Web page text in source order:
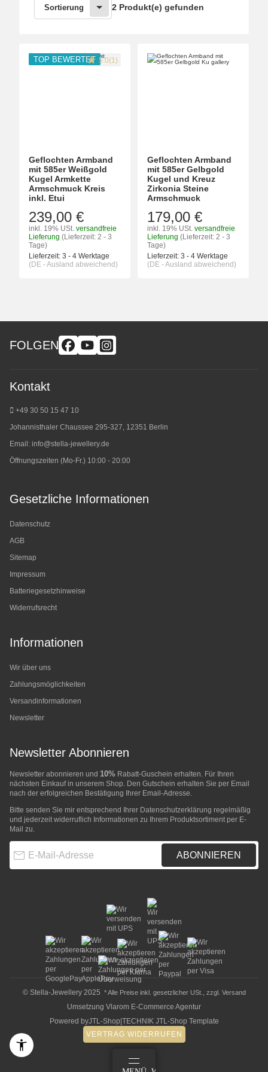
Sortierung 2 Produkt(e) gefunden
TOP BEWERTET 5.0(1)
Geflochten Armband
mit 585er Weißgold
Kugel Armkette
Armschmuck Kreis
inkl. Etui
239,00 €
inkl. 19% USt. versandfreie
Lieferung (Lieferzeit: 2 - 3
Tage)
Lieferzeit: 3 - 4 Werktage
(DE - Ausland abweichend)
Geflochten Armband
mit 585er Gelbgold
Kugel und Kreuz
Zirkonia Steine
Armschmuck
179,00 €
inkl. 19% USt. versandfreie
Lieferung (Lieferzeit: 2 - 3
Tage)
Lieferzeit: 3 - 4 Werktage
(DE - Ausland abweichend)
FOLGEN
Kontakt
+49 30 50 15 47 10
Johannisthaler Chaussee 295-327, 12351 Berlin
Email: info@stella-jewellery.de
Öffnungszeiten (Mo-Fr.) 10:00 - 20:00
Gesetzliche Informationen
Datenschutz
AGB
Sitemap
Impressum
Batteriegesetzhinweise
Widerrufsrecht
Informationen
Wir über uns
Zahlungsmöglichkeiten
Versandinformationen
Newsletter
Newsletter Abonnieren
Newsletter abonnieren und 10% Rabatt-Guschein erhalten. Für Ihren
nächsten Einkauf in unserem Shop. Den Gutschein erhalten Sie per Email
nach der erfolgreichen Bestätigung Ihrer Email-Adresse.
Bitte senden Sie mir entsprechend Ihrer Datenschutzerklärung regelmäßig
und jederzeit widerruflich Informationen zu Ihrem Produktsortiment per E-
Mail zu.
ABONNIEREN
© Stella-Jewellery 2025 * Alle Preise inkl. gesetzlicher USt., zzgl. Versand
Umsetzung Vlarom E-Commerce Agentur
Powered byJTL-Shop TECHNIK JTL-Shop Template
VERTRAG WIDERRUFEN